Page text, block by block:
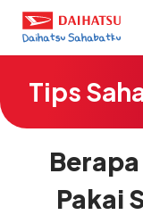
Tips
Pakai